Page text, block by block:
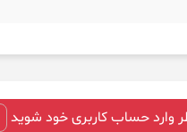
وارد حساب کاربری خود شوید